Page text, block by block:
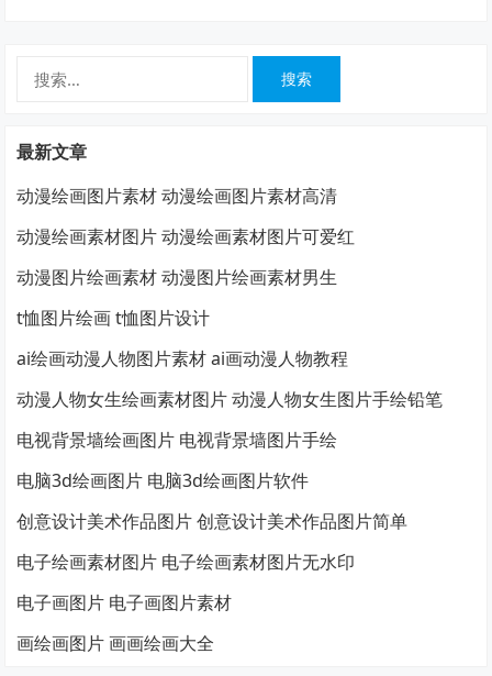
最新文章
动漫绘画图片素材 动漫绘画图片素材高清
动漫绘画素材图片 动漫绘画素材图片可爱红
动漫图片绘画素材 动漫图片绘画素材男生
t恤图片绘画 t恤图片设计
ai绘画动漫人物图片素材 ai画动漫人物教程
动漫人物女生绘画素材图片 动漫人物女生图片手绘铅笔
电视背景墙绘画图片 电视背景墙图片手绘
电脑3d绘画图片 电脑3d绘画图片软件
创意设计美术作品图片 创意设计美术作品图片简单
电子绘画素材图片 电子绘画素材图片无水印
电子画图片 电子画图片素材
画绘画图片 画画绘画大全